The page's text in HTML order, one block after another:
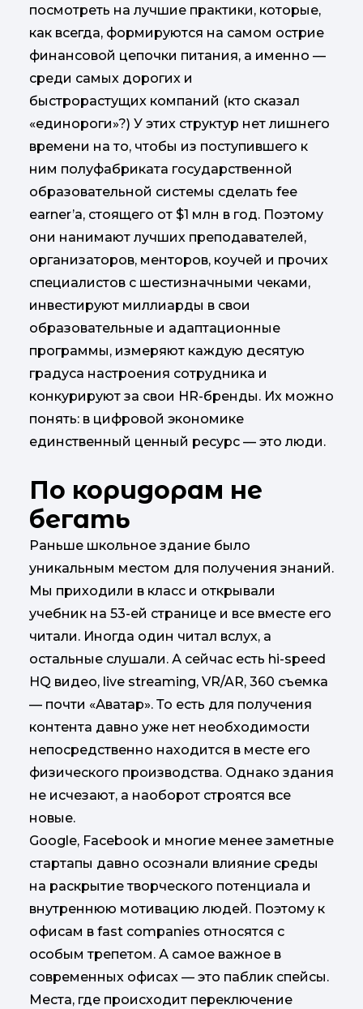
посмотреть на лучшие практики, которые,
как всегда, формируются на самом острие
финансовой цепочки питания, а именно —
среди самых дорогих и
быстрорастущих компаний (кто сказал
«единороги»?) У этих структур нет лишнего
времени на то, чтобы из поступившего к
ним полуфабриката государственной
образовательной системы сделать fee
earner’а, стоящего от $1 млн в год. Поэтому
они нанимают лучших преподавателей,
организаторов, менторов, коучей и прочих
специалистов с шестизначными чеками,
инвестируют миллиарды в свои
образовательные и адаптационные
программы, измеряют каждую десятую
градуса настроения сотрудника и
конкурируют за свои HR-бренды. Их можно
понять: в цифровой экономике
единственный ценный ресурс — это люди.
По коридорам не
бегать
Раньше школьное здание было
уникальным местом для получения знаний.
Мы приходили в класс и открывали
учебник на 53-ей странице и все вместе его
читали. Иногда один читал вслух, а
остальные слушали. А сейчас есть hi-speed
HQ видео, live streaming, VR/AR, 360 съемка
— почти «Аватар». То есть для получения
контента давно уже нет необходимости
непосредственно находится в месте его
физического производства. Однако здания
не исчезают, а наоборот строятся все
новые.
Google, Facebook и многие менее заметные
стартапы давно осознали влияние среды
на раскрытие творческого потенциала и
внутреннюю мотивацию людей. Поэтому к
офисам в fast companies относятся с
особым трепетом. А самое важное в
современных офисах — это паблик спейсы.
Места, где происходит переключение